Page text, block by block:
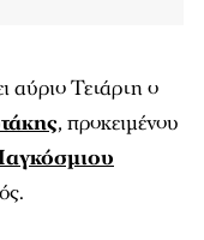
αύριο Τετάρτη ο
, προκειμένου